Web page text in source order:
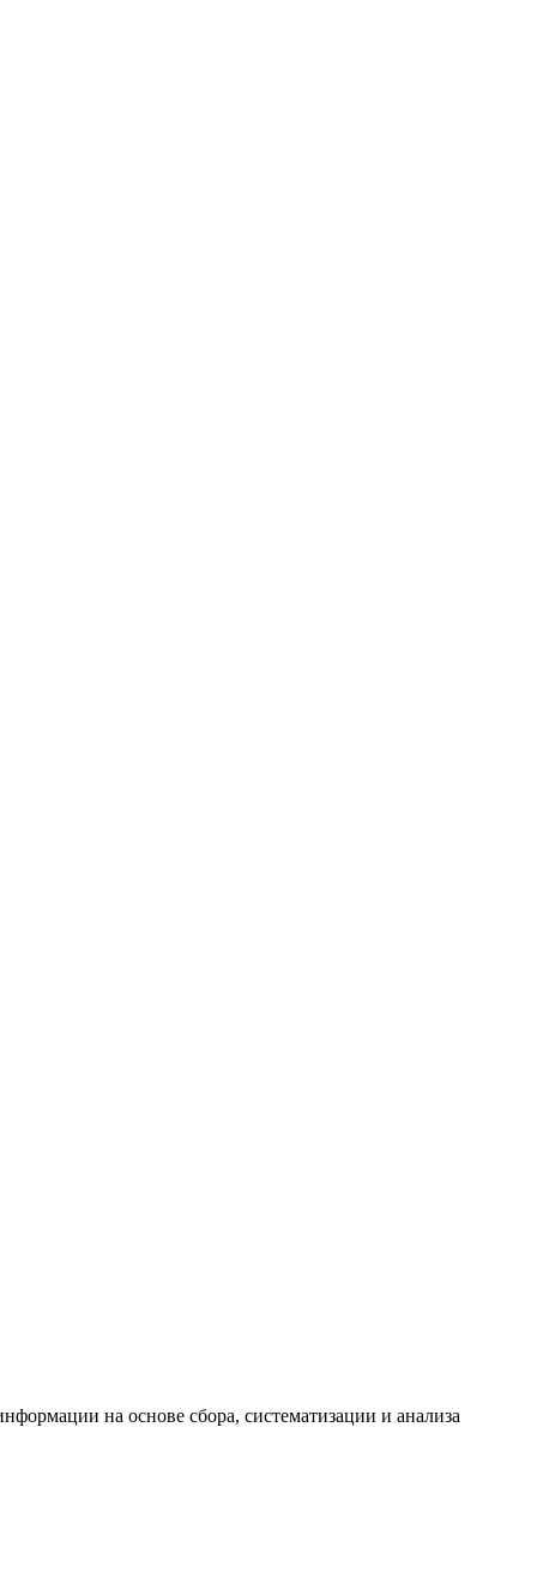
на основе сбора, систематизации и анализа